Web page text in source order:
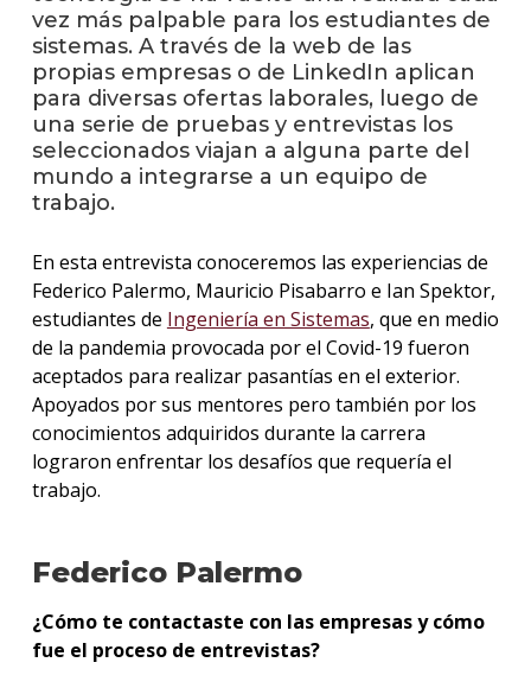
La
Blog
vez más palpable para los estudiantes de
sistemas. A través de la web de las
propias empresas o de LinkedIn aplican
para diversas ofertas laborales, luego de
una serie de pruebas y entrevistas los
seleccionados viajan a alguna parte del
mundo a integrarse a un equipo de
trabajo.
En esta entrevista conoceremos las experiencias de
Federico Palermo, Mauricio Pisabarro e Ian Spektor,
estudiantes de Ingeniería en Sistemas, que en medio
de la pandemia provocada por el Covid-19 fueron
aceptados para realizar pasantías en el exterior.
Apoyados por sus mentores pero también por los
conocimientos adquiridos durante la carrera
lograron enfrentar los desafíos que requería el
trabajo.
Federico Palermo
¿Cómo te contactaste con las empresas y cómo
fue el proceso de entrevistas?